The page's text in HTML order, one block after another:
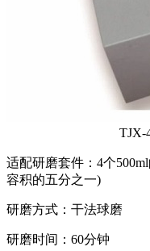
TJX-
适配研磨套件： 4个
容积的五分之一)
研磨方式： 干法球磨
研磨时间： 60分钟